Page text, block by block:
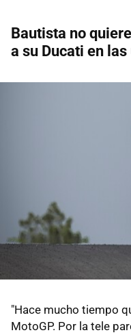
Bautista no
a su Ducati en
"Hace mucho tiempo
MotoGP. Por la tele